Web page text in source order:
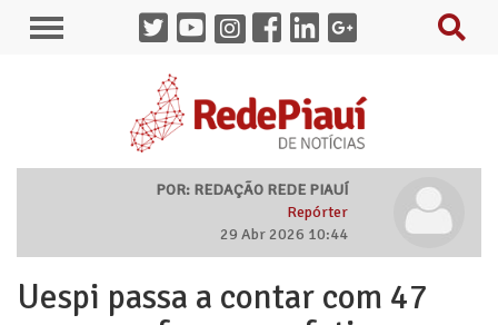
POR: REDAÇÃO REDE PIAUÍ
Repórter
29 Abr 2026 10:44
Uespi passa a contar com 47